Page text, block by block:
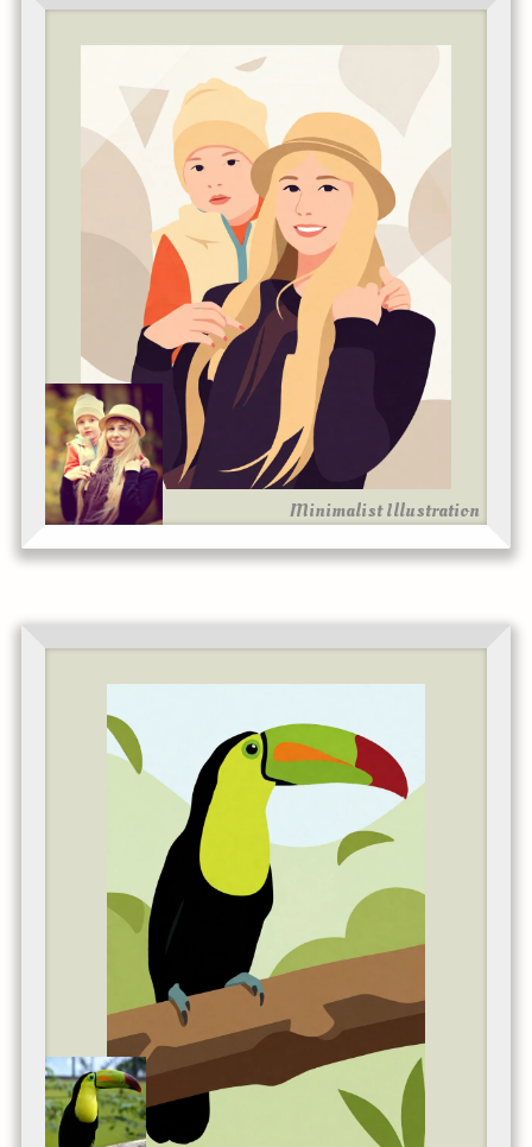
Minimalist Illustration